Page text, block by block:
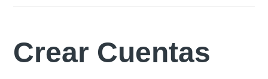
Crear Cuentas